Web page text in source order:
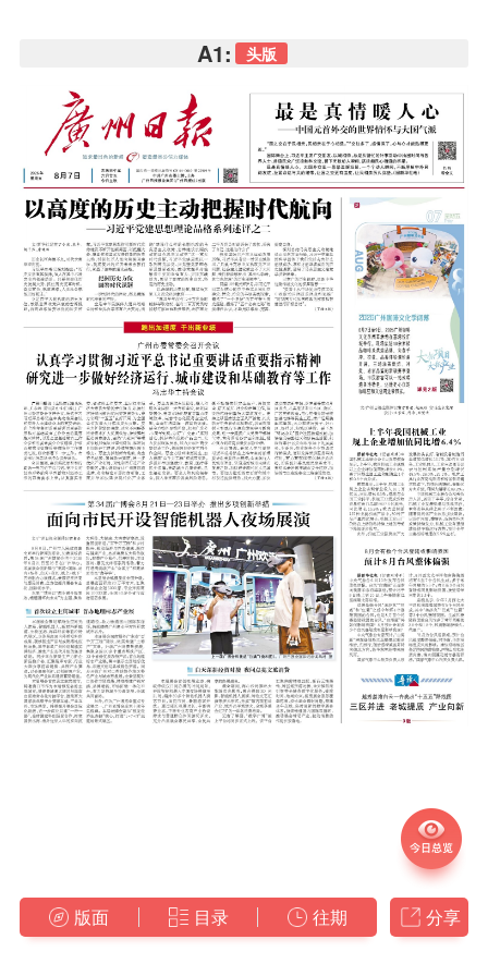
A1: 头版
版面 目录 往期 分享